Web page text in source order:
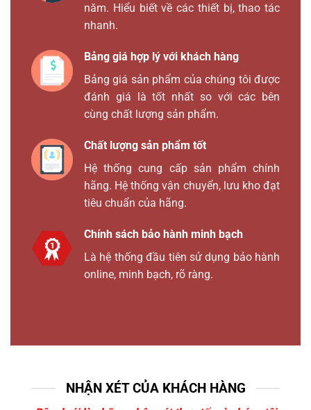
năm. Hiểu biết về các thiết bị, thao tác
nhanh.
Bảng giá hợp lý với khách hàng
Bảng giá sản phẩm của chúng tôi được
đánh giá là tốt nhất so với các bên
cùng chất lượng sản phẩm.
Chất lượng sản phẩm tốt
Hệ thống cung cấp sản phẩm chính
hãng. Hệ thống vận chuyển, lưu kho đạt
tiêu chuẩn của hãng.
Chính sách bảo hành minh bạch
Là hệ thống đầu tiên sử dụng bảo hành
online, minh bạch, rõ ràng.
NHẬN XÉT CỦA KHÁCH HÀNG